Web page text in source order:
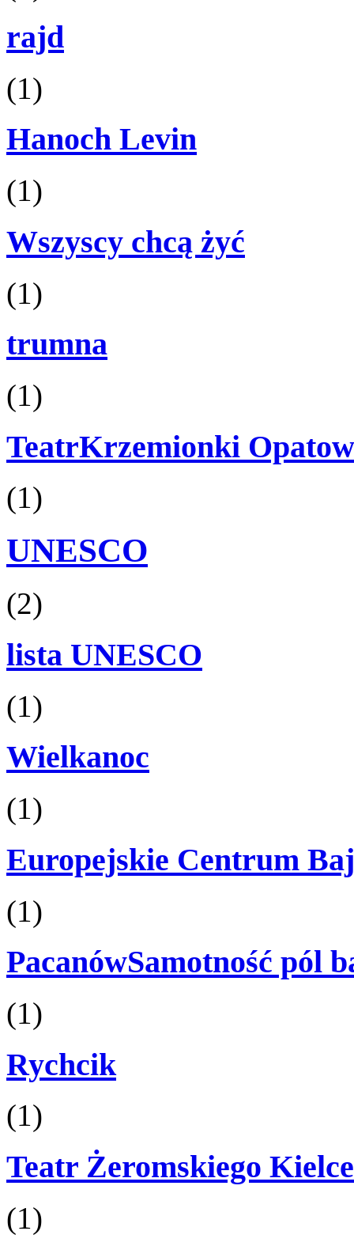
rajd
(1)
Hanoch Levin
(1)
Wszyscy chcą żyć
(1)
trumna
(1)
TeatrKrzemionki
(1)
UNESCO
(2)
lista UNESCO
(1)
Wielkanoc
(1)
Europejskie Centrum
(1)
PacanówSamotność pól
(1)
Rychcik
(1)
Teatr Żeromskiego Kielce
(1)